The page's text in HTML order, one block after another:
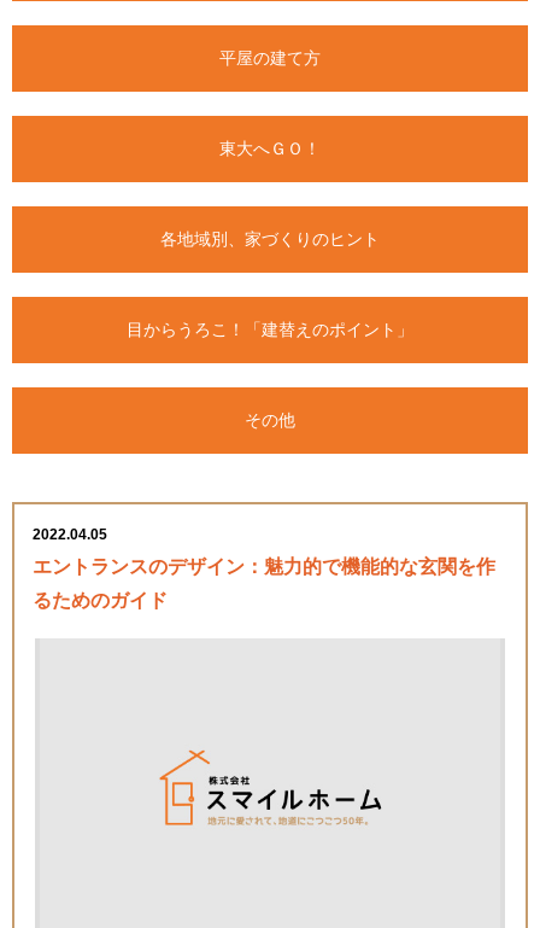
平屋の建て方
東大へＧＯ！
各地域別、家づくりのヒント
目からうろこ！「建替えのポイント」
その他
2022.04.05
エントランスのデザイン：魅力的で機能的な玄関を作
るためのガイド